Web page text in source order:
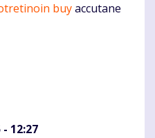
buyaccutane
- 12:27